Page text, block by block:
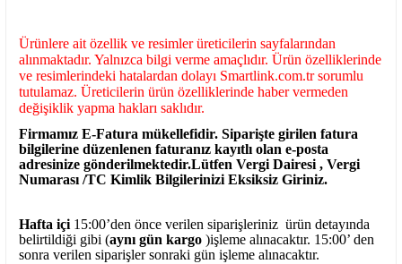
Ürünlere ait özellik ve resimler üreticilerin sayfalarından
alınmaktadır. Yalnızca bilgi verme amaçlıdır. Ürün özelliklerinde
ve resimlerindeki hatalardan dolayı Smartlink.com.tr sorumlu
tutulamaz. Üreticilerin ürün özelliklerinde haber vermeden
değişiklik yapma hakları saklıdır.
Firmamız E-Fatura mükellefidir. Siparişte girilen fatura
bilgilerine düzenlenen faturanız kayıtlı olan e-posta
adresinize gönderilmektedir.Lütfen Vergi Dairesi , Vergi
Numarası /TC Kimlik Bilgilerinizi Eksiksiz Giriniz.
Hafta içi 15:00’den önce verilen siparişleriniz ürün detayında
belirtildiği gibi (aynı gün kargo )işleme alınacaktır. 15:00’ den
sonra verilen siparişler sonraki gün işleme alınacaktır.